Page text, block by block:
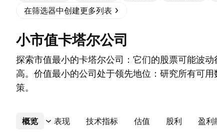
在筛选器中创建更多列表
小市值卡塔尔公司
探索市值最小的卡塔尔公司：它们的股票可能波
高。价值最小的公司处于领先地位：研究所有可
策。
概览 表现 技术指标 估值 股利 盈利
更多